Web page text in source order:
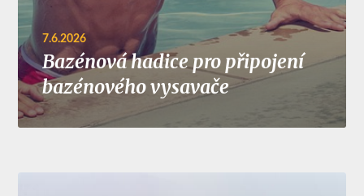
7.6.2026
Bazénová hadice pro připojení
bazénového vysavače